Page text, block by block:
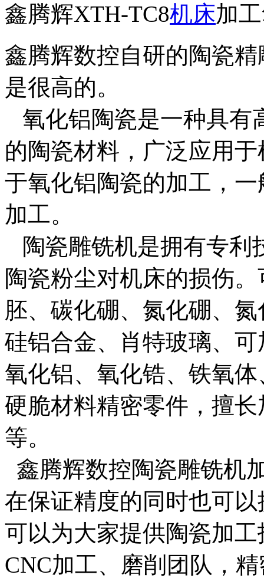
鑫腾辉XTH-TC8机床加
鑫腾辉数控自研的陶瓷
是很高的。
氧化铝陶瓷是一种具有
的陶瓷材料，广泛应用
于氧化铝陶瓷的加工，
加工。
陶瓷雕铣机是拥有专利
陶瓷粉尘对机床的损伤
胚、碳化硼、氮化硼、
硅铝合金、肖特玻璃、
氧化铝、氧化锆、铁氧
硬脆材料精密零件，擅
等。
鑫腾辉数控陶瓷雕铣机
在保证精度的同时也可
可以为大家提供陶瓷加
CNC加工、磨削团队，